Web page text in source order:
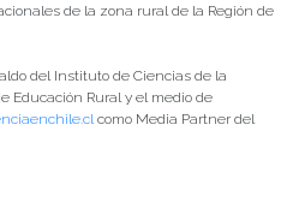
de la zona rural de la Región de
del Instituto de Ciencias de la
Educación Rural y el medio de
como Media Partner del